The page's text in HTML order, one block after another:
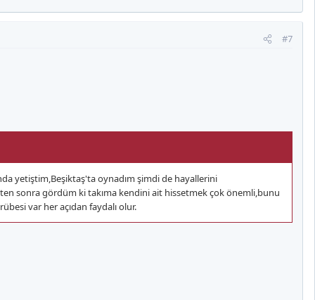
#7
yetiştim,Beşiktaş'ta oynadım şimdi de hayallerini
sonra gördüm ki takıma kendini ait hissetmek çok önemli,bunu
var her açıdan faydalı olur.